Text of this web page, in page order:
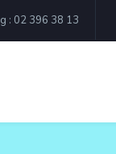
: 02 396 38 13